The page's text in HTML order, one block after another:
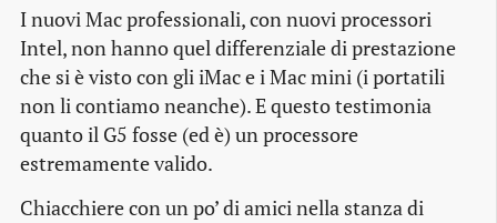
I nuovi Mac professionali, con nuovi processori
Intel, non hanno quel differenziale di prestazione
che si è visto con gli iMac e i Mac mini (i portatili
non li contiamo neanche). E questo testimonia
quanto il G5 fosse (ed è) un processore
estremamente valido.
Chiacchiere con un po’ di amici nella stanza di